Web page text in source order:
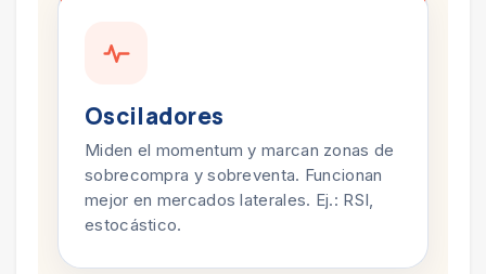
Osciladores
Miden el momentum y marcan zonas de
sobrecompra y sobreventa. Funcionan
mejor en mercados laterales. Ej.: RSI,
estocástico.